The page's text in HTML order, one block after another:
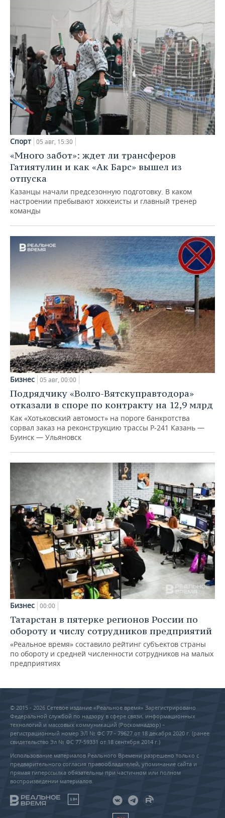
Спорт 05 авг, 15:30
«Много забот»: ждет ли трансферов
Гатиятулин и как «Ак Барс» вышел из
отпуска
Казанцы начали предсезонную подготовку. В каком
настроении пребывают хоккеисты и главный тренер
команды
Бизнес 05 авг, 00:00
Подрядчику «Волго-Вятскуправтодора»
отказали в споре по контракту на 12,9 млрд
Как «Хотьковский автомост» на пороге банкротства
сорвал заказ на реконструкцию трассы Р‑241 Казань —
Буинск — Ульяновск
Бизнес 00:00
Татарстан в пятерке регионов России по
обороту и числу сотрудников предприятий
«Реальное время» составило рейтинг субъектов страны
по обороту и средней численности сотрудников на малых
предприятиях
© 2015 - 2026 Сетевое издание «Реальное время» Зарегистрировано
Федеральной службой по надзору в сфере связи, информационных
технологий и массовых коммуникаций (Роскомнадзор) –
регистрационный номер ЭЛ № ФС 77 - 79627 от 18 декабря 2020 г. (ранее
свидетельство Эл № ФС 77-59331 от 18 сентября 2014 г.)
Использование материалов Реального Времени разрешено только с
предварительного согласия правообладателей, упоминание сайта и
прямая гиперссылка обязательны при частичном или полном
воспроизведении материалов.
18+